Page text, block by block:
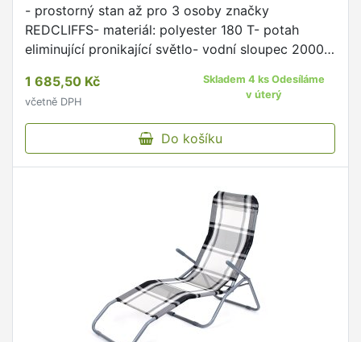
- prostorný stan až pro 3 osoby značky
REDCLIFFS- materiál: polyester 180 T- potah
eliminující pronikající světlo- vodní sloupec 2000
konstrukce pro upevnění …
1 685,50 Kč
včetně DPH
Skladem 4 ks Odesíláme
v úterý
Do košíku